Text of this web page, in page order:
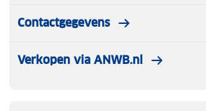
Contactgegevens
Verkopen via ANWB.nl